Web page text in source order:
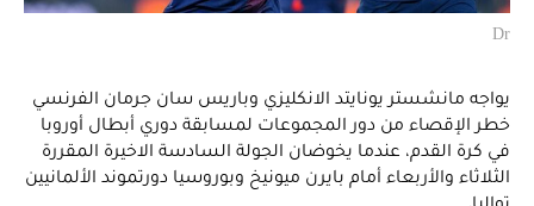
Dr
يواجه مانشستر يونايتد الانكليزي وباريس سان جرمان الفرنسي
خطر الإقصاء من دور المجموعات لمسابقة دوري أبطال أوروبا
في كرة القدم، عندما يخوضان الجولة السادسة الاخيرة المقررة
الثلاثاء والأربعاء أمام بايرن ميونيخ وبوروسيا دورتموند الألمانيين